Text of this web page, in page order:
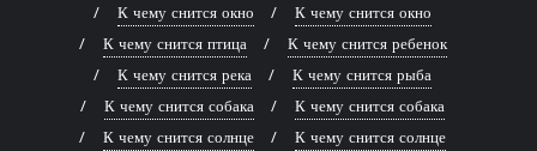
К чему снится окно
К чему снится окно
К чему снится птица
К чему снится ребенок
К чему снится река
К чему снится рыба
К чему снится собака
К чему снится собака
К чему снится солнце
К чему снится солнце